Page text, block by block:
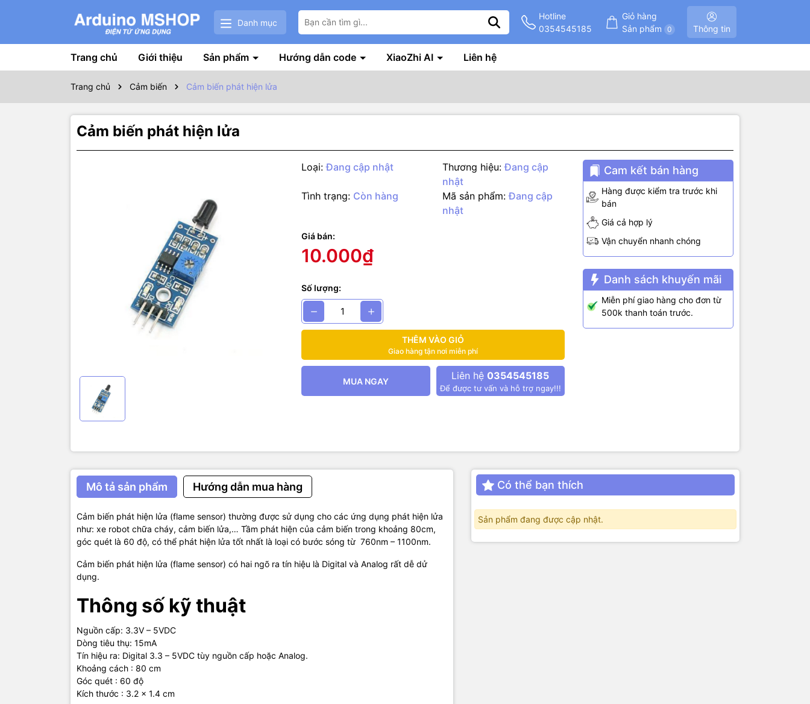
Danh mục
Hotline
0354545185
Giỏ hàng
Sản phẩm
0 Thông tin
Trang chủ Giới thiệu Sản phẩm Hướng dẫn code XiaoZhi AI Liên hệ
Trang chủ Cảm biến Cảm biến phát hiện lửa
Cảm biến phát hiện lửa
Loại: Đang cập nhật Thương hiệu: Đang cập
nhật
Tình trạng: Còn hàng Mã sản phẩm: Đang cập
nhật
Giá bán:
10.000₫
Số lượng:
THÊM VÀO GIỎ
Giao hàng tận nơi miễn phí
MUA NGAY Liên hệ 0354545185
Để được tư vấn và hỗ trợ ngay!!!
Cam kết bán hàng
Hàng được kiểm tra trước khi
bán
Giá cả hợp lý
Vận chuyển nhanh chóng
Danh sách khuyến mãi
Miễn phí giao hàng cho đơn từ
500k thanh toán trước.
Mô tả sản phẩm Hướng dẫn mua hàng
Cảm biến phát hiện lửa (flame sensor) thường được sử dụng cho các ứng dụng phát hiện lửa
như: xe robot chữa cháy, cảm biến lửa,… Tầm phát hiện của cảm biến trong khoảng 80cm,
góc quét là 60 độ, có thể phát hiện lửa tốt nhất là loại có bước sóng từ 760nm – 1100nm.
Cảm biến phát hiện lửa (flame sensor) có hai ngõ ra tín hiệu là Digital và Analog rất dễ dử
dụng.
Thông số kỹ thuật
Nguồn cấp: 3.3V – 5VDC
Dòng tiêu thụ: 15mA
Tín hiệu ra: Digital 3.3 – 5VDC tùy nguồn cấp hoặc Analog.
Khoảng cách : 80 cm
Góc quét : 60 độ
Kích thước : 3.2 x 1.4 cm
Có thể bạn thích
Sản phẩm đang được cập nhật.
Cảm biến phát hiện lửa (flame sensor) thường được sử dụng cho các ứng dụng phát hiện
lửa như: xe robot chữa cháy, cảm biến lửa,… Tầm phát hiện của cảm biến trong khoảng
80cm, góc quét là 60 độ, có thể phát hiện lửa tốt nhất là loại có bước sóng từ 760nm –
Cảm biến phát hiện lửa (flame sensor) có hai ngõ ra tín hiệu là Digital và Analog rất dễ dử
Thông số kỹ thuật
Nguồn cấp: 3.3V – 5VDC
Tín hiệu ra: Digital 3.3 – 5VDC tùy nguồn cấp hoặc Analog.